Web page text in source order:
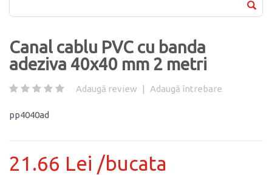
Canal cablu PVC cu banda
adeziva 40x40 mm 2 metri
Adaugă review | Adaugă întrebare
pp4040ad
21.66 Lei /bucata